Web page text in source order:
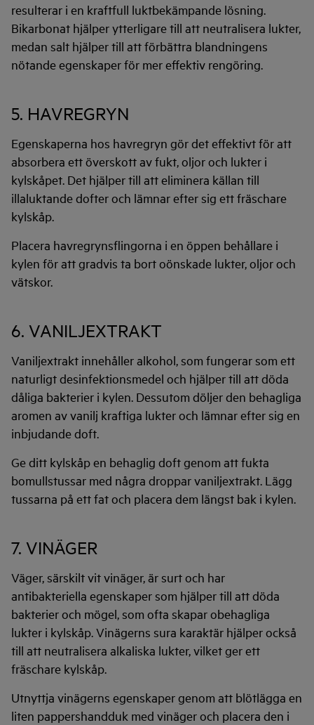
resulterar i en kraftfull luktbekämpande lösning.
Bikarbonat hjälper ytterligare till att neutralisera lukter,
medan salt hjälper till att förbättra blandningens
nötande egenskaper för mer effektiv rengöring.
5. HAVREGRYN
Egenskaperna hos havregryn gör det effektivt för att
absorbera ett överskott av fukt, oljor och lukter i
kylskåpet. Det hjälper till att eliminera källan till
illaluktande dofter och lämnar efter sig ett fräschare
kylskåp.
Placera havregrynsflingorna i en öppen behållare i
kylen för att gradvis ta bort oönskade lukter, oljor och
vätskor.
6. VANILJEXTRAKT
Vaniljextrakt innehåller alkohol, som fungerar som ett
naturligt desinfektionsmedel och hjälper till att döda
dåliga bakterier i kylen. Dessutom döljer den behagliga
aromen av vanilj kraftiga lukter och lämnar efter sig en
inbjudande doft.
Ge ditt kylskåp en behaglig doft genom att fukta
bomullstussar med några droppar vaniljextrakt. Lägg
tussarna på ett fat och placera dem längst bak i kylen.
7. VINÄGER
Väger, särskilt vit vinäger, är surt och har
antibakteriella egenskaper som hjälper till att döda
bakterier och mögel, som ofta skapar obehagliga
lukter i kylskåp. Vinägerns sura karaktär hjälper också
till att neutralisera alkaliska lukter, vilket ger ett
fräschare kylskåp.
Utnyttja vinägerns egenskaper genom att blötlägga en
liten pappershandduk med vinäger och placera den i